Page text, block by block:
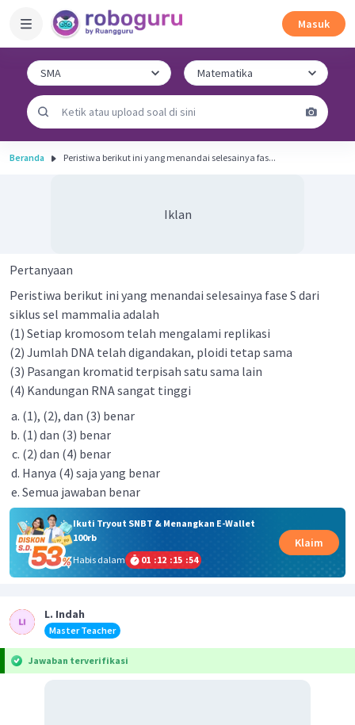
Masuk
Beranda Peristiwa berikut ini yang menandai selesainya fas...
Iklan
Pertanyaan
Peristiwa berikut ini yang menandai selesainya fase S dari
siklus sel mammalia adalah
(1) Setiap kromosom telah mengalami replikasi
(2) Jumlah DNA telah digandakan, ploidi tetap sama
(3) Pasangan kromatid terpisah satu sama lain
(4) Kandungan RNA sangat tinggi
(1), (2), dan (3) benar
(1) dan (3) benar
(2) dan (4) benar
Hanya (4) saja yang benar
Semua jawaban benar
Ikuti Tryout SNBT & Menangkan E-Wallet
100rb
Habis dalam
01 :12 :15 :54
Klaim
L. Indah
Master Teacher
Jawaban terverifikasi